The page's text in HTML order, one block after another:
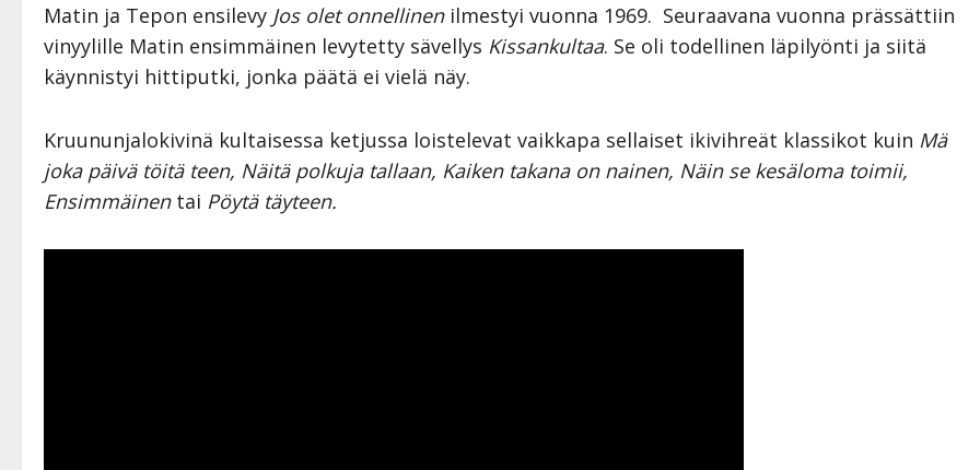
Matin ja Tepon ensilevy Jos olet onnellinenilmestyi vuonna 1969. Seuraavana vuonna prässättiin
vinyylille Matin ensimmäinen levytetty sävellys Kissankultaa. Se oli todellinen läpilyönti ja siitä
käynnistyi hittiputki, jonka päätä ei vielä näy.
Kruununjalokivinä kultaisessa ketjussa loistelevat vaikkapa sellaiset ikivihreät klassikot kuin Mä
joka päivä töitä teen, Näitä polkuja tallaan, Kaiken takana on nainen, Näin se kesäloma toimii,
Ensimmäinen tai Pöytä täyteen.